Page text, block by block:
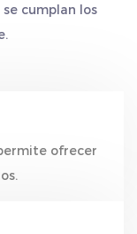
cumplan los
ofrecer